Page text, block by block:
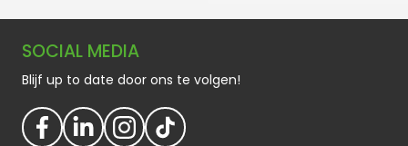
SOCIAL MEDIA
Blijf up to date door ons te volgen!